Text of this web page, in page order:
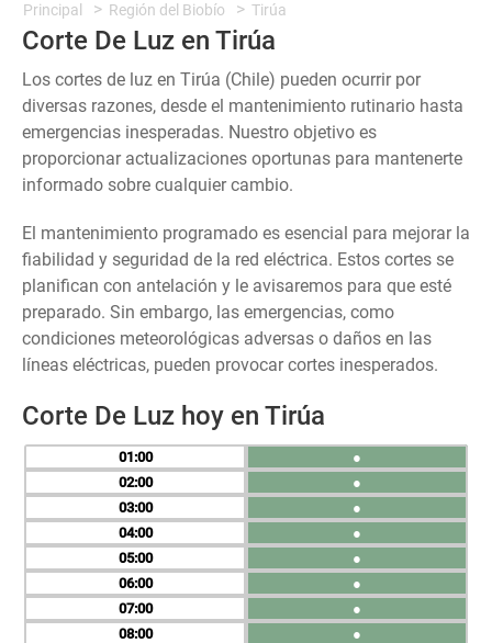
Principal Región del Biobío Tirúa
Corte De Luz en Tirúa
Los cortes de luz en Tirúa (Chile) pueden ocurrir por
diversas razones, desde el mantenimiento rutinario hasta
emergencias inesperadas. Nuestro objetivo es
proporcionar actualizaciones oportunas para mantenerte
informado sobre cualquier cambio.
El mantenimiento programado es esencial para mejorar la
fiabilidad y seguridad de la red eléctrica. Estos cortes se
planifican con antelación y le avisaremos para que esté
preparado. Sin embargo, las emergencias, como
condiciones meteorológicas adversas o daños en las
líneas eléctricas, pueden provocar cortes inesperados.
Corte De Luz hoy en Tirúa
01
02
03
04
05
06
07
08
●
●
●
●
●
●
●
●